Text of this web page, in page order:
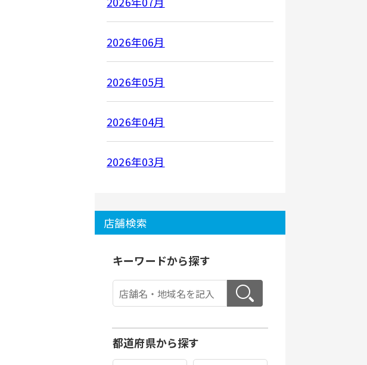
2026年06月
2026年05月
2026年04月
2026年03月
店舗検索
キーワードから探す
都道府県から探す